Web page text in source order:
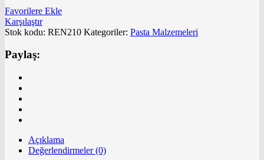
Favorilere Ekle
Karşılaştır
Stok kodu: REN210 Kategoriler: Pasta Malzemeleri
Paylaş:
Açıklama
Değerlendirmeler (0)